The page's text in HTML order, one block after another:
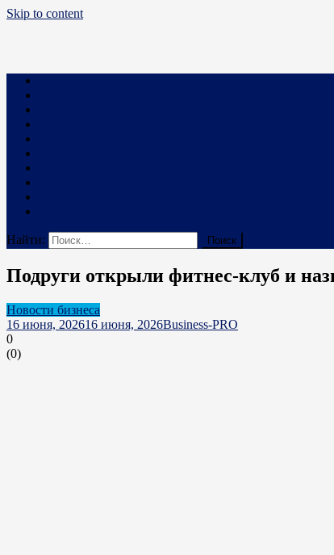
Skip to content
Business PRO
Новости про бизнес и не только
Найти:
Подруги открыли фитнес-клуб и
Новости бизнеса
16 июня, 202616 июня, 2026Business-PRO
0
(0)